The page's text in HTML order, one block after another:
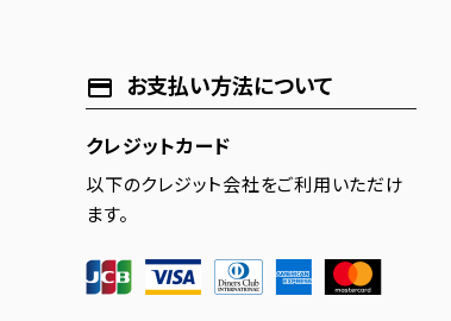
payment お支払い方法について
クレジットカード
以下のクレジット会社をご利用いただけ
ます。